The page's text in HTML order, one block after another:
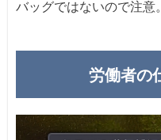
バッグではないので注意。
労働者の